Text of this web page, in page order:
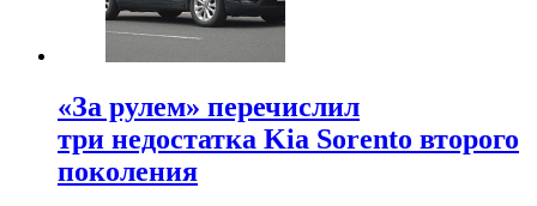
«За рулем» перечислил
три недостатка Kia Sorento второго
поколения